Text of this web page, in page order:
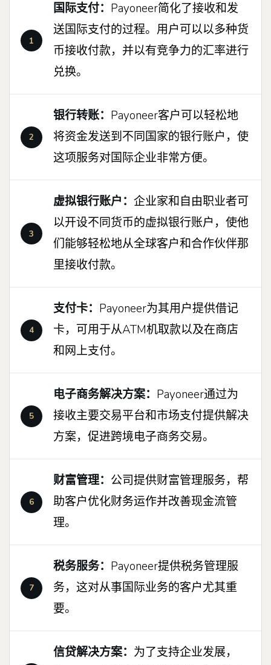
国际支付： Payoneer简化了接收和发
送国际支付的过程。用户可以以多种货
币接收付款，并以有竞争力的汇率进行
兑换。
银行转账： Payoneer客户可以轻松地
将资金发送到不同国家的银行账户，使
这项服务对国际企业非常方便。
虚拟银行账户： 企业家和自由职业者可
以开设不同货币的虚拟银行账户，使他
们能够轻松地从全球客户和合作伙伴那
里接收付款。
支付卡： Payoneer为其用户提供借记
卡，可用于从ATM机取款以及在商店
和网上支付。
电子商务解决方案： Payoneer通过为
接收主要交易平台和市场支付提供解决
方案，促进跨境电子商务交易。
财富管理： 公司提供财富管理服务，帮
助客户优化财务运作并改善现金流管
理。
税务服务： Payoneer提供税务管理服
务，这对从事国际业务的客户尤其重
要。
信贷解决方案： 为了支持企业发展，